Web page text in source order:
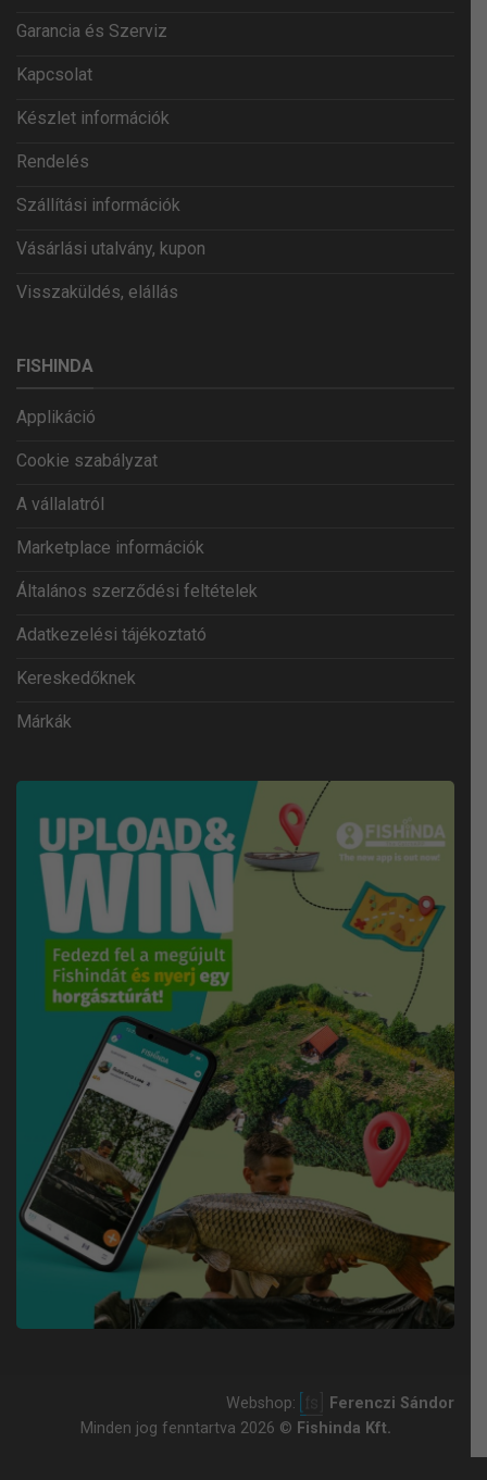
Garancia és Szerviz
Kapcsolat
Készlet információk
Rendelés
Szállítási információk
Vásárlási utalvány, kupon
Visszaküldés, elállás
FISHINDA
Applikáció
Cookie szabályzat
A vállalatról
Marketplace információk
Általános szerződési feltételek
Adatkezelési tájékoztató
Kereskedőknek
Márkák
Webshop:
Ferenczi Sándor
Minden jog fenntartva 2026 © Fishinda Kft.